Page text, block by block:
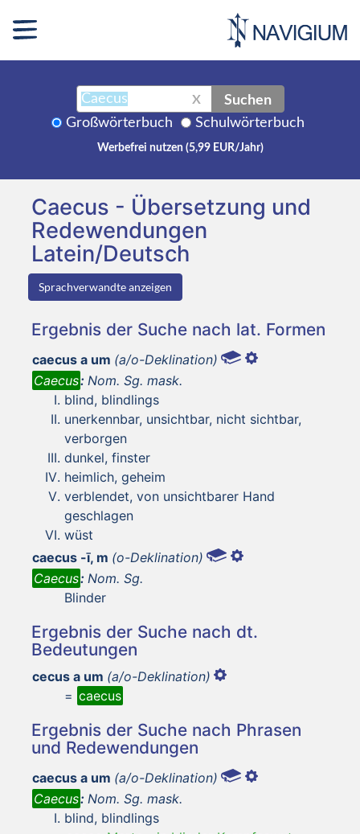
X Suchen
Großwörterbuch Schulwörterbuch
Werbefrei nutzen (5,99 EUR/Jahr)
Caecus - Übersetzung und
Redewendungen
Latein/Deutsch
Sprachverwandte anzeigen
Ergebnis der Suche nach lat. Formen
caecus a um (a/o-Deklination)
Caecus: Nom. Sg. mask.
blind, blindlings
unerkennbar, unsichtbar, nicht sichtbar,
verborgen
dunkel, finster
heimlich, geheim
verblendet, von unsichtbarer Hand
geschlagen
wüst
caecus -ī, m (o-Deklination)
Caecus: Nom. Sg.
Blinder
Ergebnis der Suche nach dt.
Bedeutungen
cecus a um (a/o-Deklination)
= caecus
Ergebnis der Suche nach Phrasen
und Redewendungen
caecus a um (a/o-Deklination)
Caecus: Nom. Sg. mask.
blind, blindlings